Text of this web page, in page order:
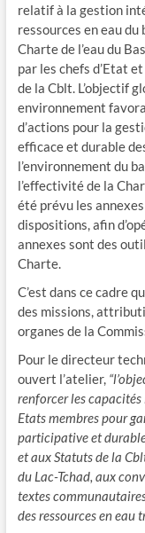
relatif à la gestion
ressources en eau du
Charte de l’eau du
par les chefs d’Etat
de la Cblt. L’objectif
environnement
d’actions pour la
efficace et durable
l’environnement du
l’effectivité de la
été prévu les
dispositions, afin
annexes sont des
Charte.
C’est dans ce cadre
des missions,
organes de la
Pour le directeur
ouvert l’atelier,
renforcer les
Etats membres pour
participative et
et aux Statuts de la
du Lac-Tchad, aux
textes
des ressources en eau